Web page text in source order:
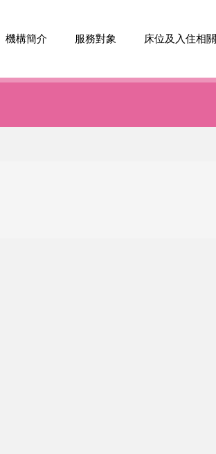
機構簡介 服務對象 床位及入住相關